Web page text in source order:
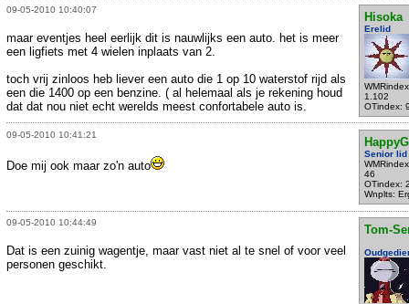
09-05-2010 10:40:07
Hisoka
Erelid
1.102
OTindex:
maar eventjes heel eerlijk dit is nauwlijks een auto. het is meer
een ligfiets met 4 wielen inplaats van 2.
toch vrij zinloos heb liever een auto die 1 op 10 waterstof rijd als
een die 1400 op een benzine. ( al helemaal als je rekening houd
dat dat nou niet echt werelds meest confortabele auto is.
09-05-2010 10:41:21
Senior lid
46
OTindex:
Wnplts:
Doe mij ook maar zo'n auto
09-05-2010 10:44:49
Tom-
Dat is een zuinig wagentje, maar vast niet al te snel of voor veel
personen geschikt.